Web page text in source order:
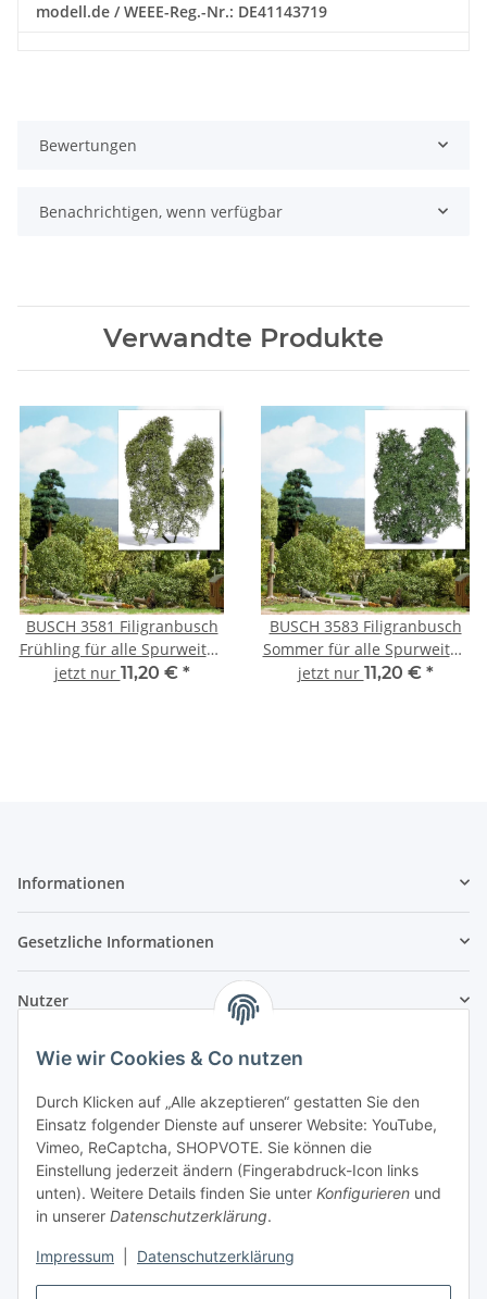
Wie wir Cookies & Co nutzen
Durch Klicken auf „Alle akzeptieren“ gestatten Sie den
Einsatz folgender Dienste auf unserer Website: YouTube,
Vimeo, ReCaptcha, SHOPVOTE. Sie können die
Einstellung jederzeit ändern (Fingerabdruck-Icon links
unten). Weitere Details finden Sie unter Konfigurieren und
in unserer Datenschutzerklärung.
Impressum Datenschutzerklärung
modell.de / WEEE-Reg.-Nr.: DE41143719
Bewertungen
Benachrichtigen, wenn verfügbar
Verwandte Produkte
BUSCH 3581 Filigranbusch
Frühling für alle Spurweiten
H0 TT N und Z
jetzt nur 11,20 € *
BUSCH 3583 Filigranbusch
Sommer für alle Spurweiten
H0 TT N und Z
jetzt nur 11,20 € *
Informationen
Gesetzliche Informationen
Nutzer